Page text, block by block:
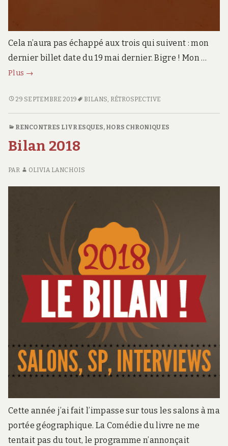
Cela n’aura pas échappé aux trois qui suivent : mon
dernier billet date du 19 mai dernier. Bigre ! Mon …
Plus Bilan
2019
–
L’avenir
du
blog
→
BILAN
L’AVENIR
BLOG
29 SEPTEMBRE 2019 BILANS, RÉTROSPECTIVE
RENCONTRES LIVRESQUES, HORS CHRONIQUES
Bilan 2018
PAR OLIVIA LANCHOIS
Cette année j’ai fait l’impasse sur tous les salons à ma
portée géographique. La Comédie du livre ne me
tentait pas du tout, le programme n’annonçait